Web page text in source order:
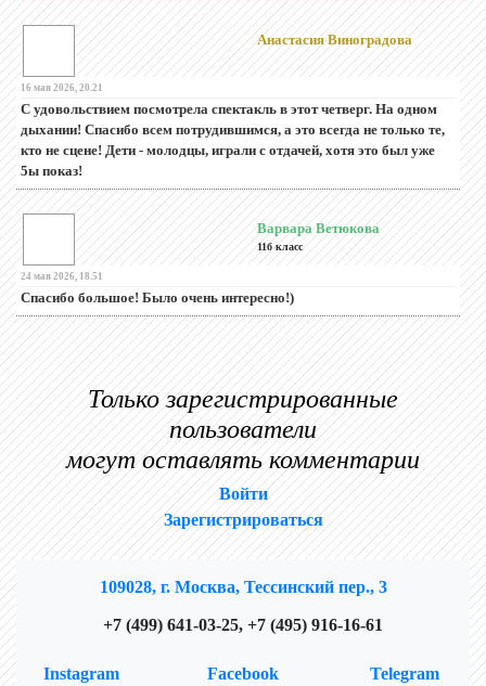
Анастасия Виноградова
16 мая 2026, 20.21
С удовольствием посмотрела спектакль в этот четверг. На одном
дыхании! Спасибо всем потрудившимся, а это всегда не только те,
кто не сцене! Дети - молодцы, играли с отдачей, хотя это был уже
5ы показ!
Варвара Ветюкова
11б класс
24 мая 2026, 18.51
Спасибо большое! Было очень интересно!)
Только зарегистрированные
пользователи
могут оставлять комментарии
Войти
Зарегистрироваться
109028, г. Москва, Тессинский пер., 3
+7 (499) 641-03-25, +7 (495) 916-16-61
Instagram Facebook Telegram